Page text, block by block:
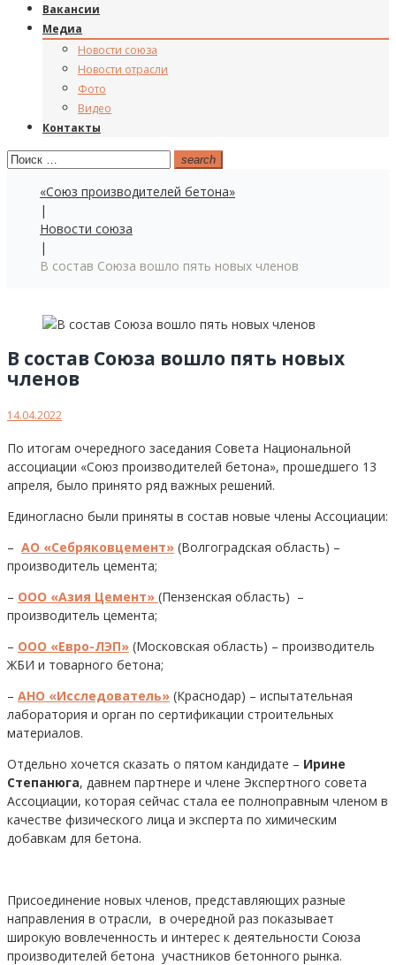
Вакансии
Медиа
Новости союза
Новости отрасли
Фото
Видео
Контакты
Поиск: search
«Союз производителей бетона»
|
Новости союза
|
В состав Союза вошло пять новых членов
В состав Союза вошло пять новых
членов
14.04.2022
По итогам очередного заседания Совета Национальной
ассоциации «Союз производителей бетона», прошедшего 13
апреля, было принято ряд важных решений.
Единогласно были приняты в состав новые члены Ассоциации:
– АО «Себряковцемент» (Волгоградская область) –
производитель цемента;
– ООО «Азия Цемент» (Пензенская область) –
производитель цемента;
– ООО «Евро-ЛЭП» (Московская область) – производитель
ЖБИ и товарного бетона;
– АНО «Исследователь» (Краснодар) – испытательная
лаборатория и орган по сертификации строительных
материалов.
Отдельно хочется сказать о пятом кандидате – Ирине
Степанюга, давнем партнере и члене Экспертного совета
Ассоциации, которая сейчас стала ее полноправным членом в
качестве физического лица и эксперта по химическим
добавкам для бетона.
Присоединение новых членов, представляющих разные
направления в отрасли, в очередной раз показывает
широкую вовлеченность и интерес к деятельности Союза
производителей бетона участников бетонного рынка.